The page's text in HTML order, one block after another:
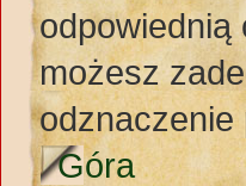
odpowiednią
możesz
odznaczenie
Góra